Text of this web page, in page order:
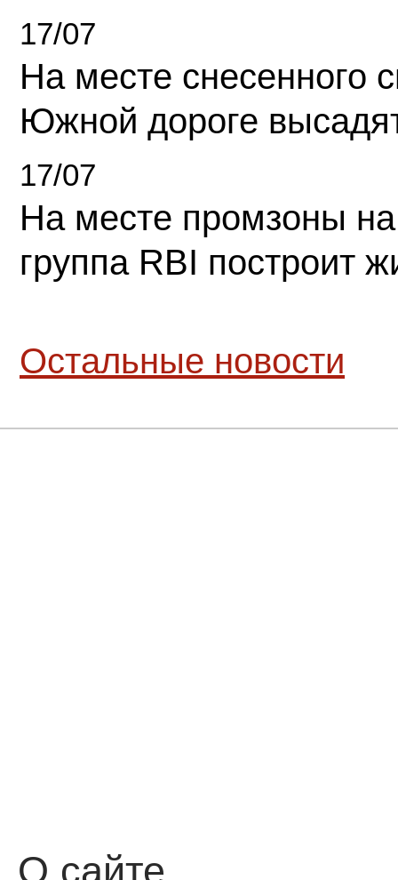
17/07
На месте снесенного
Южной дороге
17/07
На месте промзоны
группа RBI построит
Остальные новости
О сайте